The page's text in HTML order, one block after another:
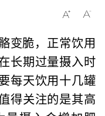
变脆，正常饮用
长期过量摄入时
每天饮用十几罐
得关注的是其高